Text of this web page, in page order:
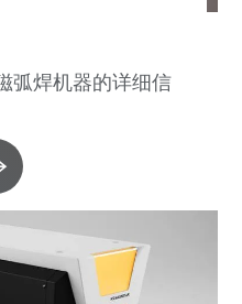
弧焊机器的详细信